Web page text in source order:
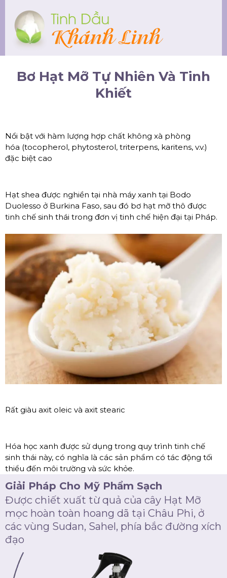
Bơ Hạt Mỡ Tự Nhiên Và Tinh
Khiết
Nổi bật với hàm lượng hợp chất không xà phòng
hóa (tocopherol, phytosterol, triterpens, karitens, v.v.)
đặc biệt cao
Hạt shea được nghiền tại nhà máy xanh tại Bodo
Duolesso ở Burkina Faso, sau đó bơ hạt mỡ thô được
tinh chế sinh thái trong đơn vị tinh chế hiện đại tại Pháp.
Rất giàu axit oleic và axit stearic
Hóa học xanh được sử dụng trong quy trình tinh chế
sinh thái này, có nghĩa là các sản phẩm có tác động tối
thiểu đến môi trường và sức khỏe.
Giải Pháp Cho Mỹ Phẩm Sạch
Được chiết xuất từ quả của cây Hạt Mỡ
mọc hoàn toàn hoang dã tại Châu Phi, ở
các vùng Sudan, Sahel, phía bắc đường xích
đạo